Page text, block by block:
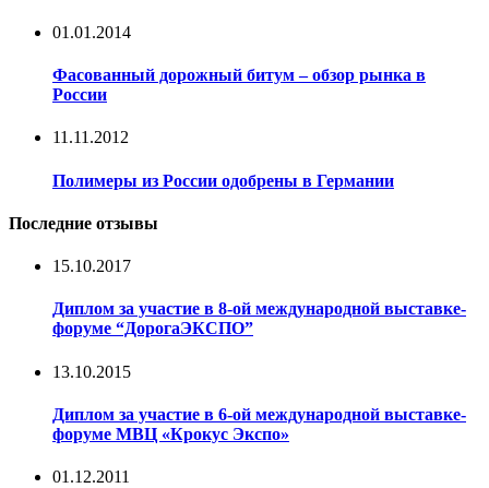
01.01.2014
Фасованный дорожный битум – обзор рынка в
России
11.11.2012
Полимеры из России одобрены в Германии
Последние отзывы
15.10.2017
Диплом за участие в 8-ой международной выставке-
форуме “ДорогаЭКСПО”
13.10.2015
Диплом за участие в 6-ой международной выставке-
форуме МВЦ «Крокус Экспо»
01.12.2011